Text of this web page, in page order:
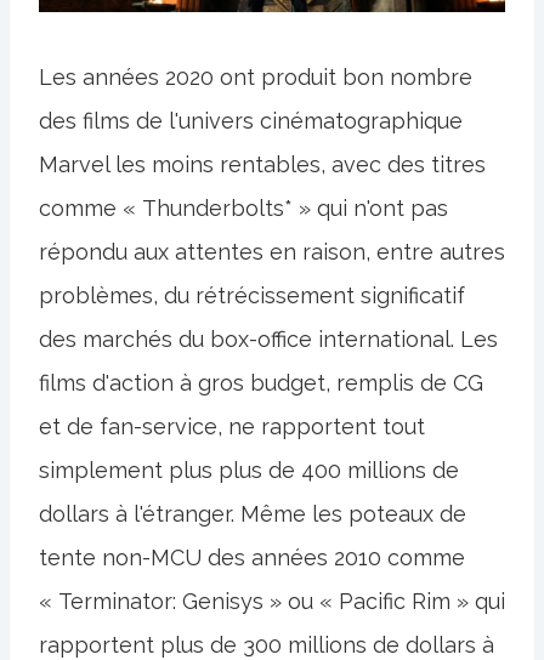
Les années 2020 ont produit bon nombre
des films de l'univers cinématographique
Marvel les moins rentables, avec des titres
comme « Thunderbolts* » qui n'ont pas
répondu aux attentes en raison, entre autres
problèmes, du rétrécissement significatif
des marchés du box-office international. Les
films d'action à gros budget, remplis de CG
et de fan-service, ne rapportent tout
simplement plus plus de 400 millions de
dollars à l'étranger. Même les poteaux de
tente non-MCU des années 2010 comme
« Terminator: Genisys » ou « Pacific Rim » qui
rapportent plus de 300 millions de dollars à